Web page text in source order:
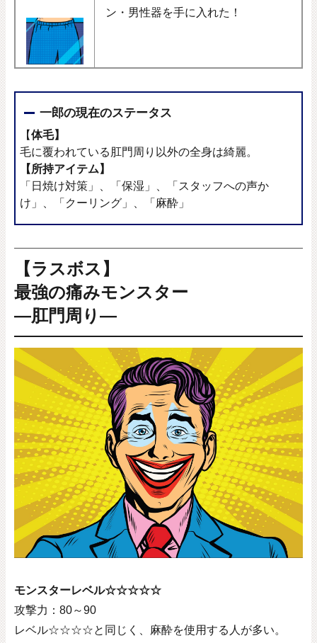
ン・男性器を手に入れた！
一郎の現在のステータス
【体毛】
毛に覆われている肛門周り以外の全身は綺麗。
【所持アイテム】
「日焼け対策」、「保湿」、「スタッフへの声か
け」、「クーリング」、「麻酔」
【ラスボス】
最強の痛みモンスター
―肛門周り―
モンスターレベル☆☆☆☆☆
攻撃力： 80～90
レベル☆☆☆☆と同じく、麻酔を使用する人が多い。